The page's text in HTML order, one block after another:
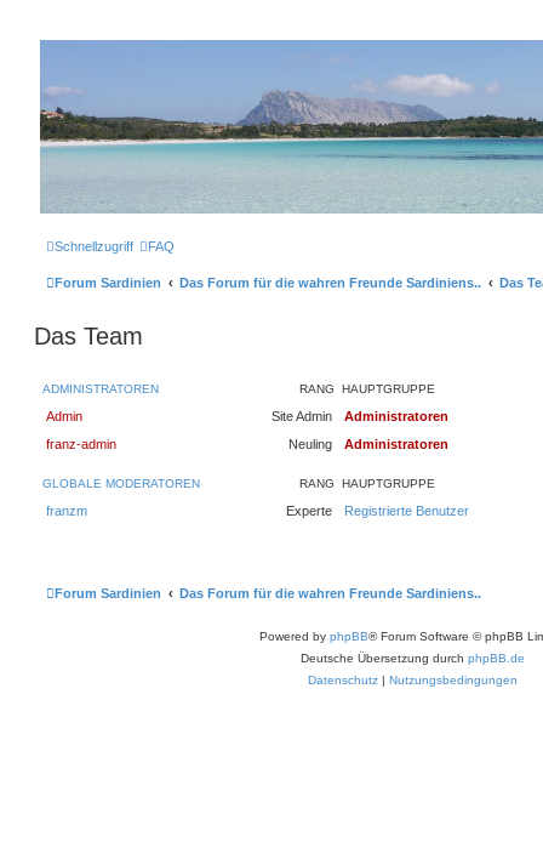
Das Forum der Freunde Sardiniens
Zum Inhalt
Schnellzugriff FAQ
Forum Sardinien Das Forum für die wahren Freunde Sardiniens.. Das
Das Team
RANG
ADMINISTRATOREN HAUPTGRUPPE
Site Admin
Admin
Administratoren
Neuling
franz-admin Administratoren
RANG
GLOBALE MODERATOREN HAUPTGRUPPE
Experte
franzm Registrierte Benutzer
Forum Sardinien Das Forum für die wahren Freunde Sardiniens..
Powered by phpBB® Forum Software © phpBB
Deutsche Übersetzung durch phpBB.de
Datenschutz | Nutzungsbedingungen